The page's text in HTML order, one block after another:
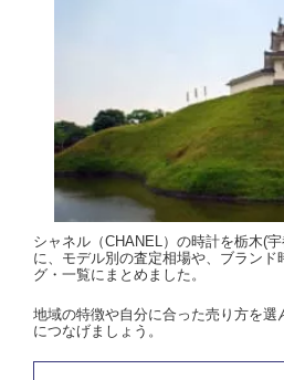
シャネル（CHANEL）の時計を栃木(
に、モデル別の査定相場や、ブランド
グ・一覧にまとめました。
地域の特徴や自分に合った売り方を選
につなげましょう。